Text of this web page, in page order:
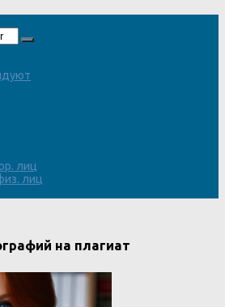
лиц
лиц
на плагиат